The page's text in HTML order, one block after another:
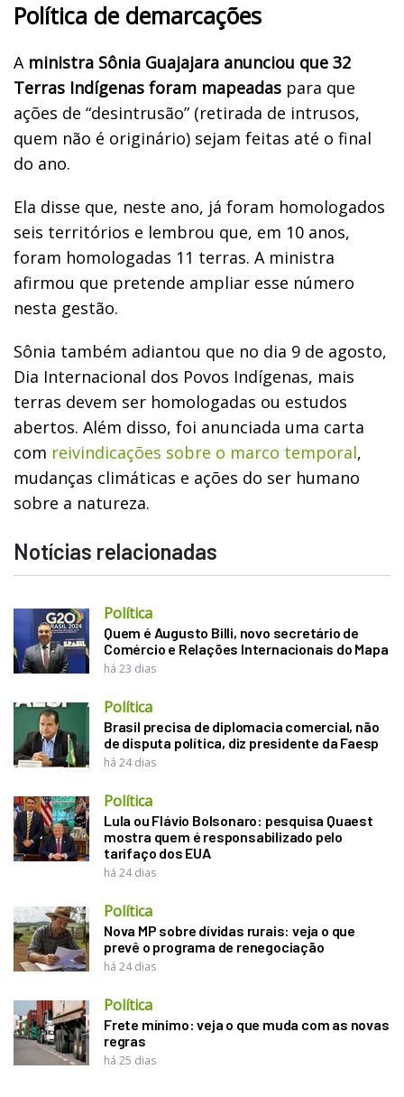
Política de demarcações
A ministra Sônia Guajajara anunciou que 32
Terras Indígenas foram mapeadas para que
ações de “desintrusão” (retirada de intrusos,
quem não é originário) sejam feitas até o final
do ano.
Ela disse que, neste ano, já foram homologados
seis territórios e lembrou que, em 10 anos,
foram homologadas 11 terras. A ministra
afirmou que pretende ampliar esse número
nesta gestão.
Sônia também adiantou que no dia 9 de agosto,
Dia Internacional dos Povos Indígenas, mais
terras devem ser homologadas ou estudos
abertos. Além disso, foi anunciada uma carta
com reivindicações sobre o marco temporal,
mudanças climáticas e ações do ser humano
sobre a natureza.
Notícias relacionadas
Política
Quem é Augusto Billi, novo secretário de
Comércio e Relações Internacionais do Mapa
há 23 dias
Política
Brasil precisa de diplomacia comercial, não
de disputa política, diz presidente da Faesp
há 24 dias
Política
Lula ou Flávio Bolsonaro: pesquisa Quaest
mostra quem é responsabilizado pelo
tarifaço dos EUA
há 24 dias
Política
Nova MP sobre dívidas rurais: veja o que
prevê o programa de renegociação
há 24 dias
Política
Frete mínimo: veja o que muda com as novas
regras
há 25 dias